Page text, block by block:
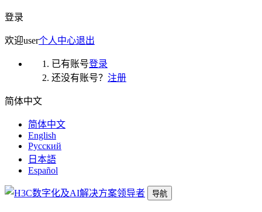
登录
欢迎user个人中心退出
已有账号登录
还没有账号？ 注册
简体中文
简体中文
English
Русский
日本語
Español
导航